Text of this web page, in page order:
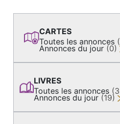
CARTES
Toutes les annonces
Annonces du jour (0)
LIVRES
Toutes les annonces
Annonces du jour (19)